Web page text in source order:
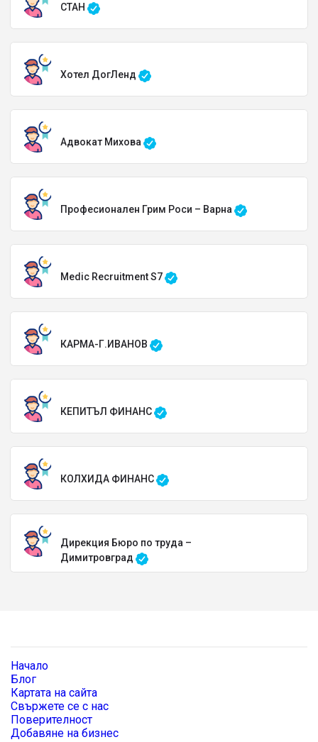
СТАН
Хотел ДогЛенд
Адвокат Михова
Професионален Грим Роси – Варна
Medic Recruitment S7
КАРМА-Г.ИВАНОВ
КЕПИТЪЛ ФИНАНС
КОЛХИДА ФИНАНС
Дирекция Бюро по труда –
Димитровград
Начало
Блог
Картата на сайта
Свържете се с нас
Поверителност
Добавяне на бизнес